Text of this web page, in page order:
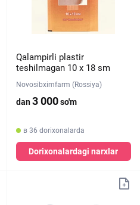
Qalampirli plastir
teshilmagan 10 х 18 sm
Novosibximfarm (Rossiya)
dan3 000so'm
в 36 dorixonalarda
Dorixonalardagi narxlar